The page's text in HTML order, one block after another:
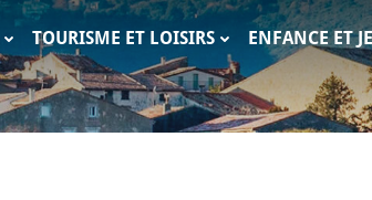
TOURISME ET LOISIRS ENFANCE ET